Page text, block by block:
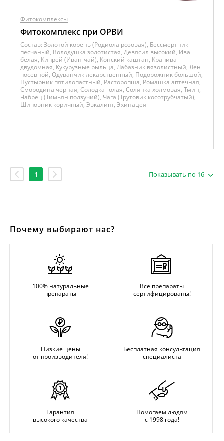
Фитокомплексы
Фитокомплекс при ОРВИ
Состав: Золотой корень (Родиола розовая), Бессмертник
песчаный, Володушка золотистая, Девясил высокий, Ива
белая, Кипрей (Иван-чай), Конский каштан, Крапива
двудомная, Кукурузные рыльца, Лабазник вязолистный, Лен
посевной, Одуванчик лекарственный, Подорожник большой,
Пустырник пятилопастный, Расторопша, Ромашка аптечная,
Смородина черная, Солодка голая, Солянка холмовая, Тмин,
Чабрец (Тимьян ползучий), Чага (Трутовик косотрубчатый),
Шиповник коричный, Эвкалипт, Эхинацея
1 Показывать по 16
Почему выбирают нас?
100% натуральные
препараты
Все препараты
сертифицированы!
Низкие цены
от производителя!
Бесплатная консультация
специалиста
Гарантия
высокого качества
Помогаем людям
с 1998 года!